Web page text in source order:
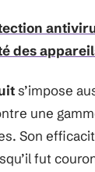
des
s’impose
une
Son
fut